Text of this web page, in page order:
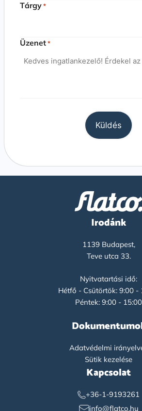
Tárgy *
Üzenet *
Irodánk
1139 Budapest,
Teve utca 33.
Nyitvatartási idő:
Hétfő - Csütörtök: 9:00 -
Péntek: 9:00 - 15:00
Adatvédelmi
Sütik kezelése
Kapcsolat
+36-1-9193261
info@flatco.hu